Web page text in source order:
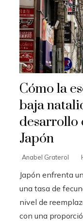
Cómo la
baja
desarrollo
Japón
Anabel Graterol
Japón enfrenta
una tasa de
nivel de
con una